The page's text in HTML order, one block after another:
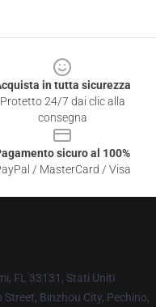
in tutta sicurezza
Protetto 24/7 dai clic alla
consegna
sicuro al 100%
/ MasterCard / Visa
FL 33131, Stati Uniti
Binzhou City, Pechino,